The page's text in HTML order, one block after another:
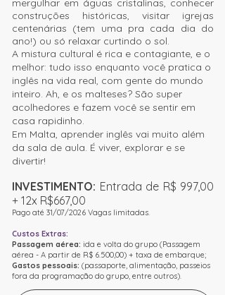
mergulhar em águas cristalinas, conhecer
construções históricas, visitar igrejas
centenárias (tem uma pra cada dia do
ano!) ou só relaxar curtindo o sol.
A mistura cultural é rica e contagiante, e o
melhor: tudo isso enquanto você pratica o
inglês na vida real, com gente do mundo
inteiro. Ah, e os malteses? São super
acolhedores e fazem você se sentir em
casa rapidinho.
Em Malta, aprender inglês vai muito além
da sala de aula. É viver, explorar e se
divertir!
INVESTIMENTO: Entrada de R$ 997,00
+ 12x R$667,00
Pago até 31/07/2026 Vagas limitadas.
Custos Extras:
Passagem aérea: ida e volta do grupo (Passagem
aérea - A partir de R$ 6.500,00) + taxa de embarque;
Gastos pessoais: (passaporte, alimentação, passeios
fora da programação do grupo, entre outros).